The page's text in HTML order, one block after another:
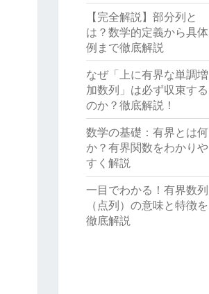
【完全解説】部分列と
は？数学的定義から具体
例まで徹底解説
なぜ「上に有界な単調増
加数列」は必ず収束する
のか？徹底解説！
数学の基礎：有界とは何
か？有界関数をわかりや
すく解説
一目でわかる！有界数列
（点列）の意味と特徴を
徹底解説